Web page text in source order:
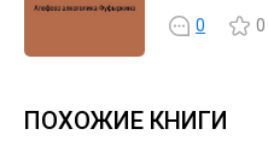
0 0
ПОХОЖИЕ КНИГИ